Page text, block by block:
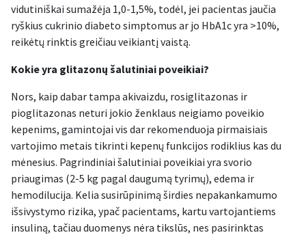
vidutiniškai sumažėja 1,0-1,5%, todėl, jei pacientas jaučia
ryškius cukrinio diabeto simptomus ar jo HbA1c yra >10%,
reikėtų rinktis greičiau veikiantį vaistą.
Kokie yra glitazonų šalutiniai poveikiai?
Nors, kaip dabar tampa akivaizdu, rosiglitazonas ir
pioglitazonas neturi jokio ženklaus neigiamo poveikio
kepenims, gamintojai vis dar rekomenduoja pirmaisiais
vartojimo metais tikrinti kepenų funkcijos rodiklius kas du
mėnesius. Pagrindiniai šalutiniai poveikiai yra svorio
priaugimas (2-5 kg pagal daugumą tyrimų), edema ir
hemodilucija. Kelia susirūpinimą širdies nepakankamumo
išsivystymo rizika, ypač pacientams, kartu vartojantiems
insuliną, tačiau duomenys nėra tikslūs, nes pasirinktas